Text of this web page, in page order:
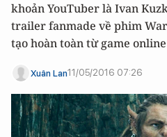
khoản YouTuber là Ivan
trailer fanmade về phim
tạo hoàn toàn từ game
Xuân Lan11/05/2016 07:26